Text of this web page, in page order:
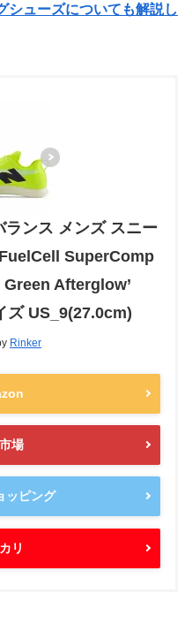
シューズについても解説し
ンス メンズ スニー
SuperComp
Afterglow’
ズ US_9(27.0cm)
Rinker
場
ッピング
リ